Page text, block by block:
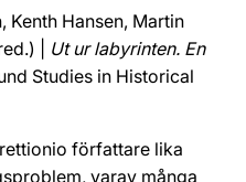
Kenth Hansen, Martin
| Ut ur labyrinten. En
Studies in Historical
författare lika
varav många